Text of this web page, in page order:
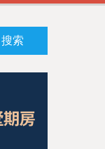
搜索